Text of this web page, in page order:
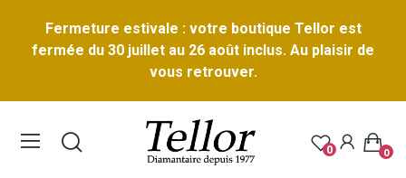
Fermeture estivale : votre boutique Tellor est
fermée du 30 juillet au 26 août inclus. Au plaisir de
vous retrouver.
0 0